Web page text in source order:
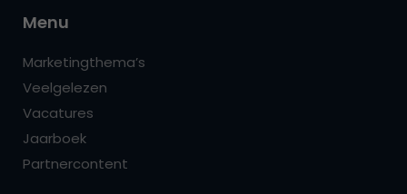
Menu
Marketingthema’s
Veelgelezen
Vacatures
Jaarboek
Partnercontent